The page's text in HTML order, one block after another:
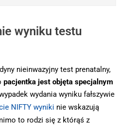
wyniku testu
nieinwazyjny test prenatalny,
pacjentka jest objęta specjalnym
wydania wyniku fałszywie
NIFTY wyniki nie wskazują
to rodzi się z którąś z